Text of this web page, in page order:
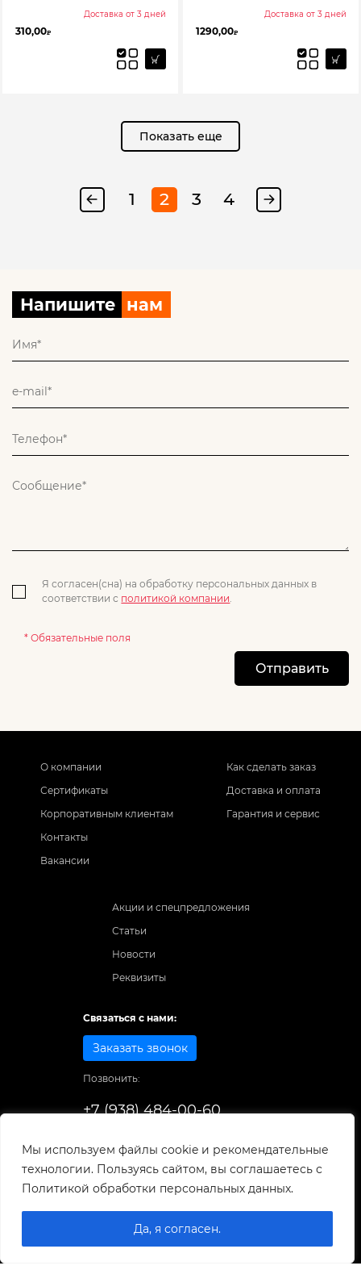
Мы используем файлы cookie и рекомендательные
технологии. Пользуясь сайтом, вы соглашаетесь с
Политикой обработки персональных данных.
Да, я согласен.
Доставка от 3 дней
310,00₽
Доставка от 3 дней
1290,00₽
Показать еще
1 2 3 4
Напишите нам
Я согласен(сна) на обработку персональных данных в
соответствии с политикой компании.
* Обязательные поля
Отправить
О компании
Сертификаты
Корпоративным клиентам
Контакты
Вакансии
Как сделать заказ
Доставка и оплата
Гарантия и сервис
Акции и спецпредложения
Статьи
Новости
Реквизиты
Связаться с нами:
Заказать звонок
Позвонить:
+7 (938) 484-00-60
© 1998-2026
0